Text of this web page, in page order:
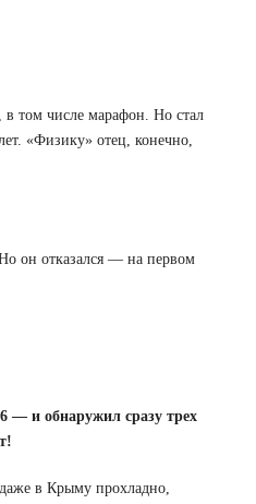
том числе марафон. Но стал
«Физику» отец, конечно,
он отказался — на первом
— и обнаружил сразу трех
в Крыму прохладно,